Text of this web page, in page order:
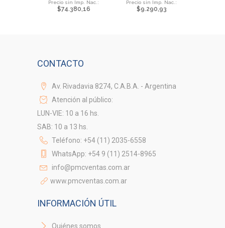
$74.380,16 $9.290,93
CONTACTO
Av. Rivadavia 8274, C.A.B.A. - Argentina
Atención al público:
LUN-VIE: 10 a 16 hs.
SAB: 10 a 13 hs.
Teléfono: +54 (11) 2035-6558
WhatsApp: +54 9 (11) 2514-8965
info@pmcventas.com.ar
www.pmcventas.com.ar
INFORMACIÓN ÚTIL
Quiénes somos